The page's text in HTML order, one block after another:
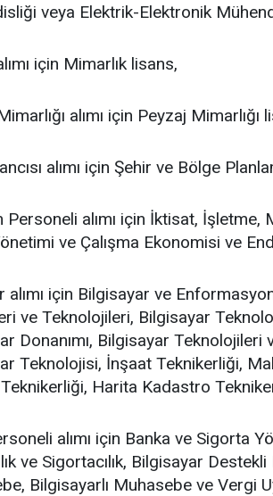
veya Elektrik-Elektronik
için Mimarlık lisans,
alımı için Peyzaj Mimarlığı
alımı için Şehir ve Bölge
alımı için İktisat, İşletme,
ve Çalışma Ekonomisi ve
alımı için Bilgisayar ve
ve Teknolojileri, Bilgisayar
Donanımı, Bilgisayar Teknolojileri
Teknolojisi, İnşaat Teknikerliği,
Harita Kadastro
alımı için Banka ve Sigorta
ve Sigortacılık, Bilgisayar
Bilgisayarlı Muhasebe ve Vergi